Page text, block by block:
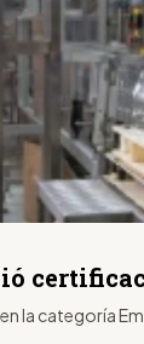
la categoría